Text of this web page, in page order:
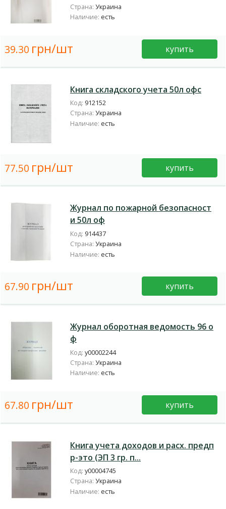
Страна: Украина
Наличие: есть
39.30 грн/шт купить
Книга складского учета 50л офс
Код: 912152
Страна: Украина
Наличие: есть
77.50 грн/шт купить
Журнал по пожарной безопасност
и 50л оф
Код: 914437
Страна: Украина
Наличие: есть
67.90 грн/шт купить
Журнал оборотная ведомость 96 о
ф
Код: у00002244
Страна: Украина
Наличие: есть
67.80 грн/шт купить
Книга учета доходов и расх. предп
р-это (ЭП 3 гр. п...
Код: у00004745
Страна: Украина
Наличие: есть